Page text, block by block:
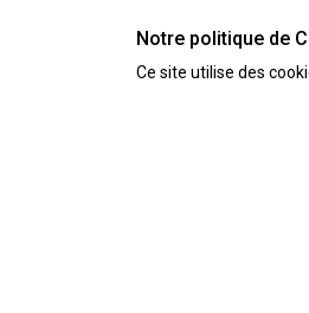
Notre politique de
Ce site utilise des